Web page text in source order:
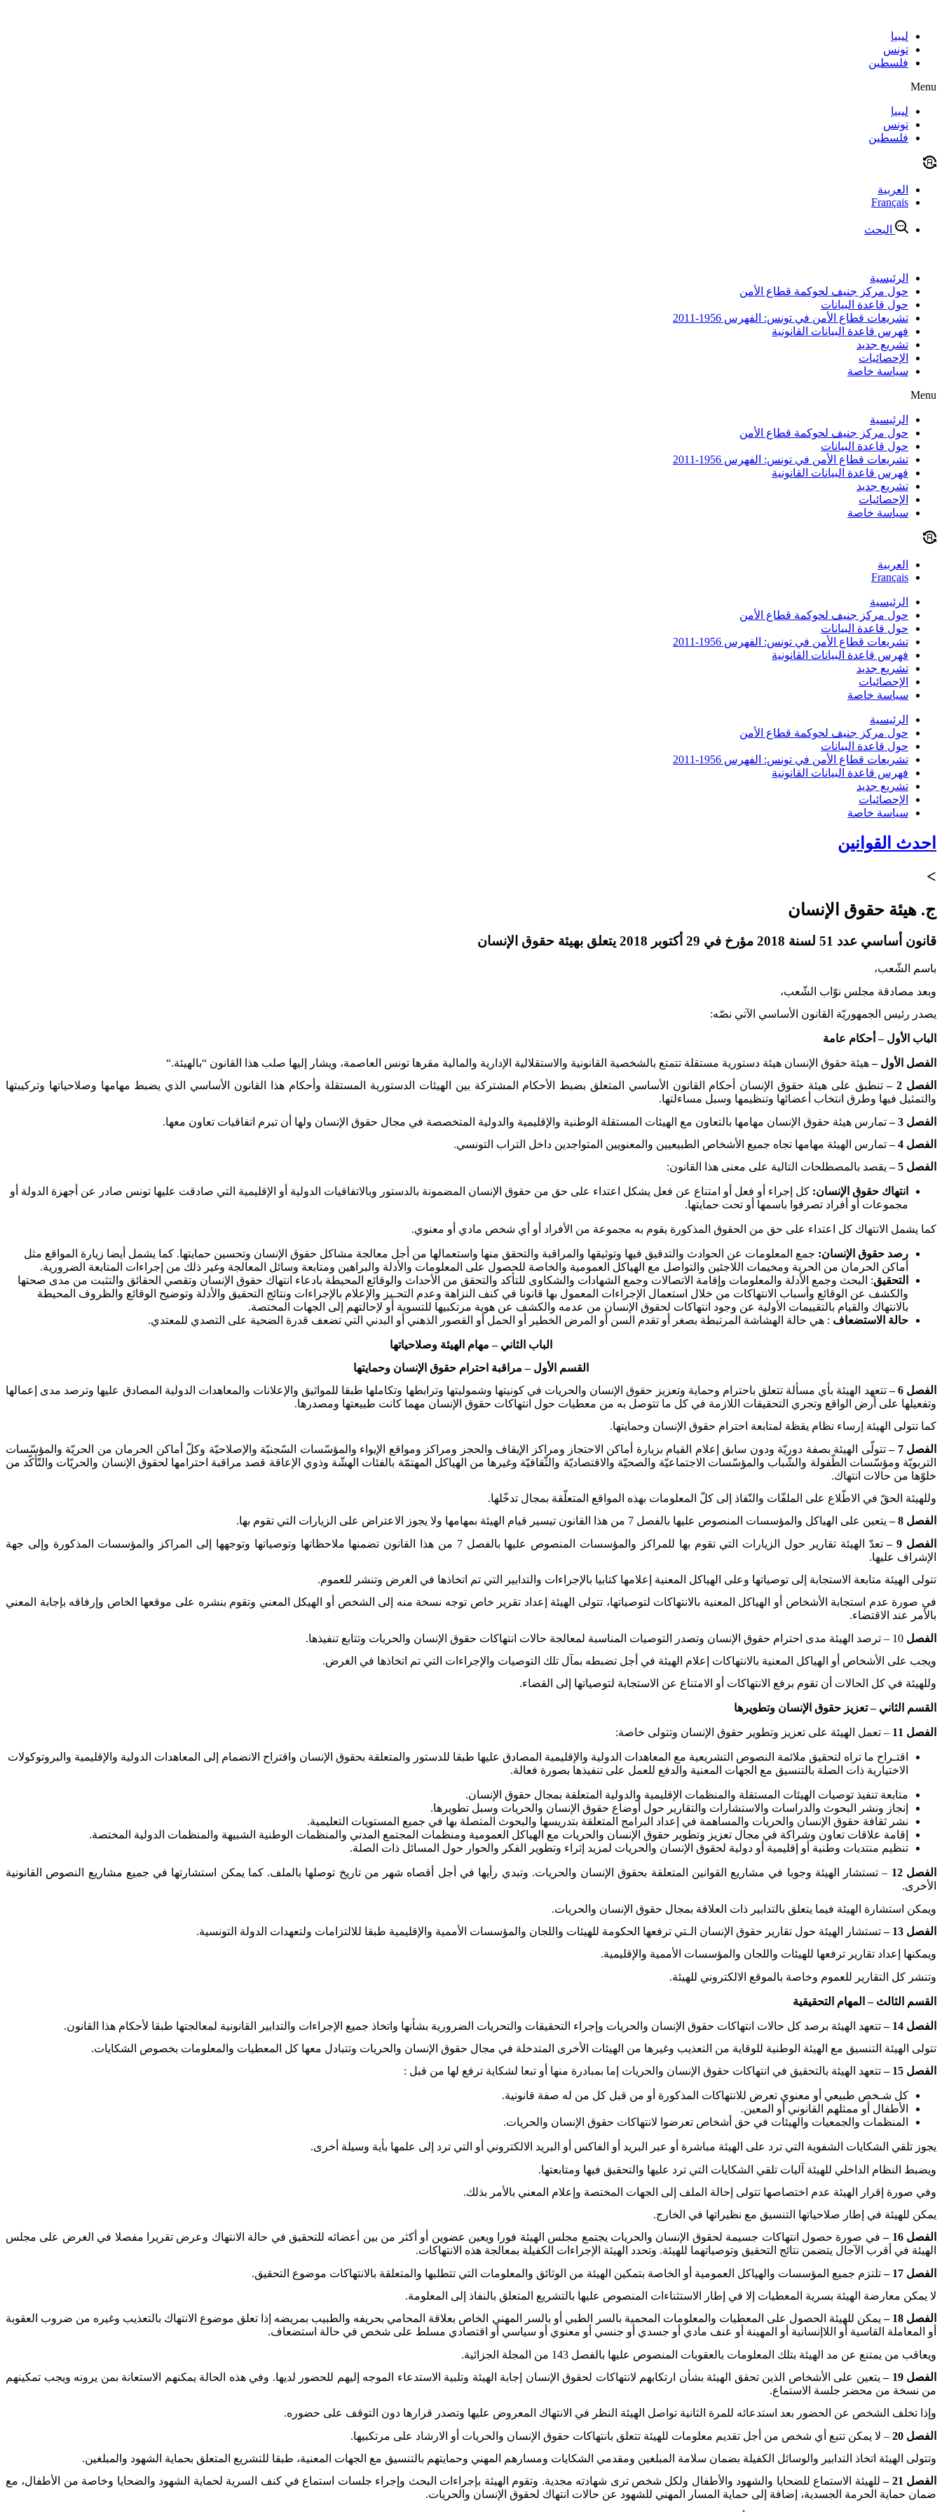
contentليبيا
تونس
فلسطين
Menu
ليبيا
تونس
فلسطين
العربية
Français
البحث
الرئيسية
حول مركز جنيف لحوكمة قطاع الأمن
حول قاعدة البيانات
تشريعات قطاع الأمن في تونس: الفهرس 1956-2011
فهرس قاعدة البيانات القانونية
تشريع جديد
الإحصائيات
سياسة خاصة
Menu
الرئيسية
حول مركز جنيف لحوكمة قطاع الأمن
حول قاعدة البيانات
تشريعات قطاع الأمن في تونس: الفهرس 1956-2011
فهرس قاعدة البيانات القانونية
تشريع جديد
الإحصائيات
سياسة خاصة
العربية
Français
الرئيسية
حول مركز جنيف لحوكمة قطاع الأمن
حول قاعدة البيانات
تشريعات قطاع الأمن في تونس: الفهرس 1956-2011
فهرس قاعدة البيانات القانونية
تشريع جديد
الإحصائيات
سياسة خاصة
الرئيسية
حول مركز جنيف لحوكمة قطاع الأمن
حول قاعدة البيانات
تشريعات قطاع الأمن في تونس: الفهرس 1956-2011
فهرس قاعدة البيانات القانونية
تشريع جديد
الإحصائيات
سياسة خاصة
احدث القوانين
>
ج. هيئة حقوق الإنسان
قانون أساسي عدد 51 لسنة 2018 مؤرخ في 29 أكتوبر 2018 يتعلق بهيئة حقوق الإنسان
باسم الشّعب،
وبعد مصادقة مجلس نوّاب الشّعب،
يصدر رئيس الجمهوريّة القانون الأساسي الآتي نصّه:
الباب الأول – أحكام عامة
الفصل الأول –هيئة حقوق الإنسان هيئة دستورية مستقلة تتمتع بالشخصية القانونية والاستقلالية الإدارية والمالية مقرها تونس العاصمة، ويشار إليها صلب هذا القانون “بالهيئة“.
الفصل 2 –
تنطبق على هيئة حقوق الإنسان أحكام القانون الأساسي المتعلق بضبط الأحكام المشتركة بين الهيئات الدستورية المستقلة وأحكام هذا القانون الأساسي الذي يضبط مهامها وصلاحياتها وتركيبتها
والتمثيل فيها وطرق انتخاب أعضائها وتنظيمها وسبل مساءلتها.
الفصل 3 –
تمارس هيئة حقوق الإنسان مهامها بالتعاون مع الهيئات المستقلة الوطنية والإقليمية والدولية المتخصصة في مجال حقوق الإنسان ولها أن تبرم اتفاقيات تعاون معها.
الفصل 4 –
تمارس الهيئة مهامها تجاه جميع الأشخاص الطبيعيين والمعنويين المتواجدين داخل التراب التونسي.
الفصل 5 –
يقصد بالمصطلحات التالية على معنى هذا القانون:
انتهاك حقوق الإنسان: كل إجراء أو فعل أو امتناع عن فعل يشكل اعتداء على حق من حقوق الإنسان المضمونة بالدستور وبالاتفاقيات الدولية أو الإقليمية التي صادقت عليها تونس صادر عن أجهزة الدولة أو
مجموعات أو أفراد تصرفوا باسمها أو تحت حمايتها.
كما يشمل الانتهاك كل اعتداء على حق من الحقوق المذكورة يقوم به مجموعة من الأفراد أو أي شخص مادي أو معنوي.
رصد حقوق الإنسان: جمع المعلومات عن الحوادث والتدقيق فيها وتوثيقها والمراقبة والتحقق منها واستعمالها من أجل معالجة مشاكل حقوق الإنسان وتحسين حمايتها. كما يشمل أيضا زيارة المواقع مثل
أماكن الحرمان من الحرية ومخيمات اللاجئين والتواصل مع الهياكل العمومية والخاصة للحصول على المعلومات والأدلة والبراهين ومتابعة وسائل المعالجة وغير ذلك من إجراءات المتابعة الضرورية.
التحقيق: البحث وجمع الأدلة والمعلومات وإقامة الاتصالات وجمع الشهادات والشكاوى للتأكد والتحقق من الأحداث والوقائع المحيطة بادعاء انتهاك حقوق الإنسان وتقصي الحقائق والتثبت من مدى صحتها
والكشف عن الوقائع وأسباب الانتهاكات من خلال استعمال الإجراءات المعمول بها قانونا في كنف النزاهة وعدم التحـيز والإعلام بالإجراءات ونتائج التحقيق والأدلة وتوضيح الوقائع والظروف المحيطة
بالانتهاك والقيام بالتقييمات الأولية عن وجود انتهاكات لحقوق الإنسان من عدمه والكشف عن هوية مرتكبيها للتسوية أو لإحالتهم إلى الجهات المختصة.
حالة الاستضعاف : هي حالة الهشاشة المرتبطة بصغر أو تقدم السن أو المرض الخطير أو الحمل أو القصور الذهني أو البدني التي تضعف قدرة الضحية على التصدي للمعتدي.
الباب الثاني – مهام الهيئة وصلاحياتها
القسم الأول – مراقبة احترام حقوق الإنسان وحمايتها
الفصل 6 –
تتعهد الهيئة بأي مسألة تتعلق باحترام وحماية وتعزيز حقوق الإنسان والحريات في كونيتها وشموليتها وترابطها وتكاملها طبقا للمواثيق والإعلانات والمعاهدات الدولية المصادق عليها وترصد مدى إعمالها
وتفعيلها على أرض الواقع وتجري التحقيقات اللازمة في كل ما تتوصل به من معطيات حول انتهاكات حقوق الإنسان مهما كانت طبيعتها ومصدرها.
كما تتولى الهيئة إرساء نظام يقظة لمتابعة احترام حقوق الإنسان وحمايتها.
الفصل 7 –
تتولّى الهيئة بصفة دوريّة ودون سابق إعلام القيام بزيارة أماكن الاحتجاز ومراكز الإيقاف والحجز ومراكز ومواقع الإيواء والمؤسّسات السّجنيّة والإصلاحيّة وكلّ أماكن الحرمان من الحريّة والمؤسّسات
التربويّة ومؤسّسات الطّفولة والشّباب والمؤسّسات الاجتماعيّة والصحيّة والاقتصاديّة والثّقافيّة وغيرها من الهياكل المهتمّة بالفئات الهشّة وذوي الإعاقة قصد مراقبة احترامها لحقوق الإنسان والحريّات والتّأكّد من
خلوّها من حالات انتهاك.
وللهيئة الحقّ في الاطّلاع على الملفّات والنّفاذ إلى كلّ المعلومات بهذه المواقع المتعلّقة بمجال تدخّلها.
الفصل 8 –
يتعين على الهياكل والمؤسسات المنصوص عليها بالفصل 7 من هذا القانون تيسير قيام الهيئة بمهامها ولا يجوز الاعتراض على الزيارات التي تقوم بها
.
الفصل 9 –
تعدّ الهيئة تقارير حول الزيارات التي تقوم بها للمراكز والمؤسسات المنصوص عليها بالفصل 7 من هذا القانون تضمنها ملاحظاتها وتوصياتها وتوجهها إلى المراكز والمؤسسات المذكورة وإلى جهة
الإشراف عليها.
تتولى الهيئة متابعة الاستجابة إلى توصياتها وعلى الهياكل المعنية إعلامها كتابيا بالإجراءات والتدابير التي تم اتخاذها في الغرض وتنشر للعموم.
في صورة عدم استجابة الأشخاص أو الهياكل المعنية بالانتهاكات لتوصياتها، تتولى الهيئة إعداد تقرير خاص توجه نسخة منه إلى الشخص أو الهيكل المعني وتقوم بنشره على موقعها الخاص وإرفاقه بإجابة المعني
بالأمر عند الاقتضاء.
الفصل
.
ويجب على الأشخاص أو الهياكل المعنية بالانتهاكات إعلام الهيئة في أجل تضبطه بمآل تلك التوصيات والإجراءات التي تم اتخاذها في الغرض.
وللهيئة في كل الحالات أن تقوم برفع الانتهاكات أو الامتناع عن الاستجابة لتوصياتها إلى القضاء.
القسم الثاني – تعزيز حقوق الإنسان وتطويرها
الفصل 11 – تعمل الهيئة على تعزيز وتطوير حقوق الإنسان وتتولى خاصة:
اقتـراح ما تراه لتحقيق ملائمة النصوص التشريعية مع المعاهدات الدولية والإقليمية المصادق عليها طبقا للدستور والمتعلقة بحقوق الإنسان واقتراح الانضمام إلى المعاهدات الدولية والإقليمية والبروتوكولات
الاختيارية ذات الصلة بالتنسيق مع الجهات المعنية والدفع للعمل على تنفيذها بصورة فعالة.
متابعة تنفيذ توصيات الهيئات المستقلة والمنظمات الإقليمية والدولية المتعلقة بمجال حقوق الإنسان.
إنجاز ونشر البحوث والدراسات والاستشارات والتقارير حول أوضاع حقوق الإنسان والحريات وسبل تطويرها.
نشر ثقافة حقوق الإنسان والحريات والمساهمة في إعداد البرامج المتعلقة بتدريسها والبحوث المتصلة بها في جميع المستويات التعليمية.
إقامة علاقات تعاون وشراكة في مجال تعزيز وتطوير حقوق الإنسان والحريات مع الهياكل العمومية ومنظمات المجتمع المدني والمنظمات الوطنية الشبيهة والمنظمات الدولية المختصة.
تنظيم منتديات وطنية أو إقليمية أو دولية لحقوق الإنسان والحريات لمزيد إثراء وتطوير الفكر والحوار حول المسائل ذات الصلة.
الفصل 12
– تستشار الهيئة وجوبا في مشاريع القوانين المتعلقة بحقوق الإنسان والحريات. وتبدي رأيها في أجل أقصاه شهر من تاريخ توصلها بالملف. كما يمكن استشارتها في جميع مشاريع النصوص القانونية
الأخرى.
ويمكن استشارة الهيئة فيما يتعلق بالتدابير ذات العلاقة بمجال حقوق الإنسان والحريات.
الفصل 13 –
تستشار الهيئة حول تقارير حقوق الإنسان الـتي ترفعها الحكومة للهيئات واللجان والمؤسسات الأممية والإقليمية طبقا للالتزامات ولتعهدات الدولة التونسية.
ويمكنها إعداد تقارير ترفعها للهيئات واللجان والمؤسسات الأممية والإقليمية.
وتنشر كل التقارير للعموم وخاصة بالموقع الالكتروني للهيئة.
القسم الثالث – المهام التحقيقية
الفصل 14 – تتعهد الهيئة برصد كل حالات انتهاكات حقوق الإنسان والحريات وإجراء التحقيقات والتحريات الضرورية بشأنها واتخاذ جميع الإجراءات والتدابير القانونية لمعالجتها طبقا لأحكام هذا القانون.
تتولى الهيئة التنسيق مع الهيئة الوطنية للوقاية من التعذيب وغيرها من الهيئات الأخرى المتدخلة في مجال حقوق الإنسان والحريات وتتبادل معها كل المعطيات والمعلومات بخصوص الشكايات.
الفصل 15 –
تتعهد الهيئة بالتحقيق في انتهاكات حقوق الإنسان والحريات إما بمبادرة منها أو تبعا لشكاية ترفع لها من قبل :
كل شـخص طبيعي أو معنوي تعرض للانتهاكات المذكورة أو من قبل كل من له صفة قانونية.
الأطفال أو ممثلهم القانوني أو المعين.
المنظمات والجمعيات والهيئات في حق أشخاص تعرضوا لانتهاكات حقوق الإنسان والحريات.
يجوز تلقي الشكايات الشفوية التي ترد على الهيئة مباشرة أو عبر البريد أو الفاكس أو البريد الالكتروني أو التي ترد إلى علمها بأية وسيلة أخرى.
ويضبط النظام الداخلي للهيئة آليات تلقي الشكايات التي ترد عليها والتحقيق فيها ومتابعتها.
وفي صورة إقرار الهيئة عدم اختصاصها تتولى إحالة الملف إلى الجهات المختصة وإعلام المعني بالأمر بذلك.
يمكن للهيئة في إطار صلاحياتها التنسيق مع نظيراتها في الخارج.
الفصل 16 –
في صورة حصول انتهاكات جسيمة لحقوق الإنسان والحريات يجتمع مجلس الهيئة فورا ويعين عضوين أو أكثر من بين أعضائه للتحقيق في حالة الانتهاك وعرض تقريرا مفصلا في الغرض على مجلس
الهيئة في أقرب الآجال يتضمن نتائج التحقيق وتوصياتهما للهيئة. وتحدد الهيئة الإجراءات الكفيلة بمعالجة هذه الانتهاكات.
الفصل 17 –
تلتزم جميع المؤسسات والهياكل العمومية أو الخاصة بتمكين الهيئة من الوثائق والمعلومات التي تتطلبها والمتعلقة بالانتهاكات موضوع التحقيق.
لا يمكن معارضة الهيئة بسرية المعطيات إلا في إطار الاستثناءات المنصوص عليها بالتشريع المتعلق بالنفاذ إلى المعلومة.
الفصل 18 –
يمكن للهيئة الحصول على المعطيات والمعلومات المحمية بالسر الطبي أو بالسر المهني الخاص بعلاقة المحامي بحريفه والطبيب بمريضه إذا تعلق موضوع الانتهاك بالتعذيب وغيره من ضروب العقوبة
أو المعاملة القاسية أو اللاإنسانية أو المهينة أو عنف مادي أو جسدي أو جنسي أو معنوي أو سياسي أو اقتصادي مسلط على شخص في حالة استضعاف.
ويعاقب من يمتنع عن مد الهيئة بتلك المعلومات بالعقوبات المنصوص عليها بالفصل 143 من المجلة الجزائية
.
الفصل 19 –
يتعين على الأشخاص الذين تحقق الهيئة بشأن ارتكابهم لانتهاكات لحقوق الإنسان إجابة الهيئة وتلبية الاستدعاء الموجه إليهم للحضور لديها. وفي هذه الحالة يمكنهم الاستعانة بمن يرونه ويجب تمكينهم
من نسخة من محضر جلسة الاستماع.
وإذا تخلف الشخص عن الحضور بعد استدعائه للمرة الثانية تواصل الهيئة النظر في الانتهاك المعروض عليها وتصدر قرارها دون التوقف على حضوره.
الفصل 20
– لا يمكن تتبع أي شخص من أجل تقديم معلومات للهيئة تتعلق بانتهاكات حقوق الإنسان والحريات أو الارشاد على مرتكبيها.
وتتولى الهيئة اتخاذ التدابير والوسائل الكفيلة بضمان سلامة المبلغين ومقدمي الشكايات ومسارهم المهني وحمايتهم بالتنسيق مع الجهات المعنية، طبقا للتشريع المتعلق بحماية الشهود والمبلغين.
الفصل 21 –
للهيئة الاستماع للضحايا والشهود والأطفال ولكل شخص ترى شهادته مجدية. وتقوم الهيئة بإجراءات البحث وإجراء جلسات استماع في كنف السرية لحماية الشهود والضحايا وخاصة من الأطفال، مع
ضمان حماية الحرمة الجسدية، إضافة إلى حماية المسار المهني للشهود عن حالات انتهاك لحقوق الإنسان والحريات.